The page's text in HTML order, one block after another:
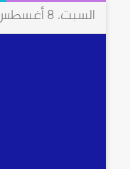
السبت، 8 أغسطس 2026 | 10:15 م بتوقيت القاهرة